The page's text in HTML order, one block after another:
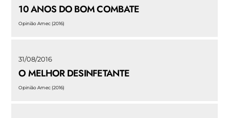
10 ANOS DO BOM COMBATE
Opinião Amec (2016)
31/08/2016
O MELHOR DESINFETANTE
Opinião Amec (2016)